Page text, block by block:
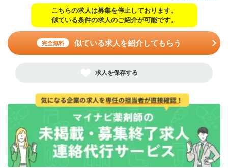
こちらの求人は募集を停止しております。
似ている条件の求人のご紹介が可能です。
完全無料 似ている求人を紹介してもらう
求人を保存する